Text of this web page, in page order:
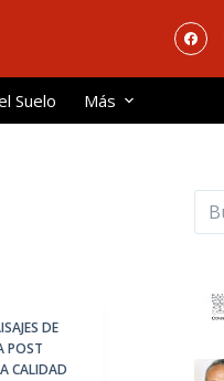
Suelo Más
DE
POST
CALIDAD